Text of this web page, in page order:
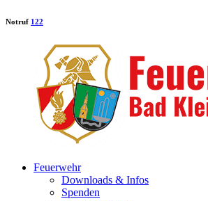
Notruf 122
Feuerwehr
Downloads & Infos
Spenden